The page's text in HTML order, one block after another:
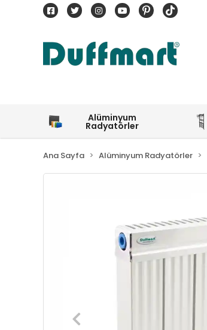
Alüminyum
Radyatörler
Ana Sayfa Alüminyum Radyatörler